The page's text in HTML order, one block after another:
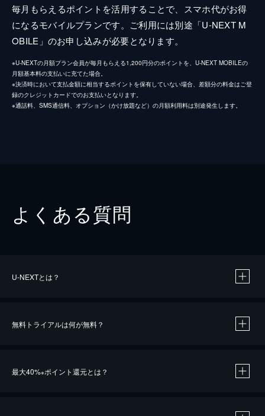
毎月もらえるポイントを活用することで、スマホ代がお得
になるモバイルプランです。ご利用には別途「U-NEXT M
OBILE」のお申し込みが必要となります。
※U-NEXTの月額プラン会員が毎月もらえる1,200円分のポイントを、U-NEXT MOBILEの
月額基本料の支払いに充てた場合。
※決済時において支払金額に相当するポイントを保有していない場合、差額分の料金はご登
録のクレジットカードでのお支払いとなります。
※通話料、SMS通信料、オプション（かけ放題など）の月額利用料は別途発生します。
よくある質問
U-NEXTとは？
無料トライアルは何が無料？
最大40%※ポイント還元とは？